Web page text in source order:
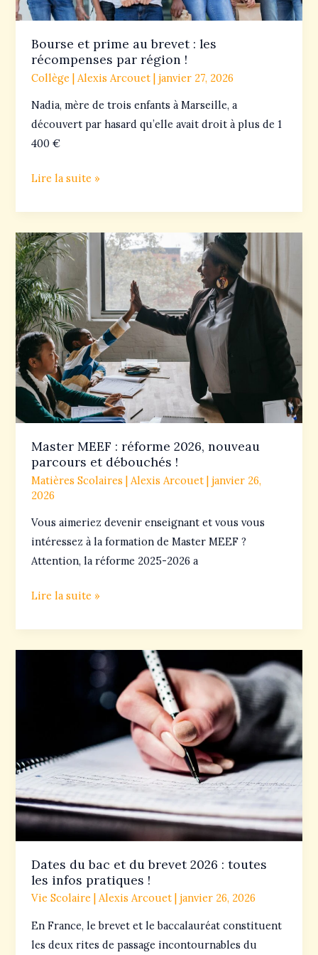
Bourse et prime au brevet : les
récompenses par région !
Collège | Alexis Arcouet|janvier 27, 2026
Nadia, mère de trois enfants à Marseille, a
découvert par hasard qu’elle avait droit à plus de 1
400 €
région
Lire la suite »
Master MEEF : réforme 2026, nouveau
parcours et débouchés !
Matières Scolaires | Alexis Arcouet|janvier 26,
2026
Vous aimeriez devenir enseignant et vous vous
intéressez à la formation de Master MEEF ?
Attention, la réforme 2025-2026 a
Master
MEEF
:
réforme
2026,
nouveau
parcours
et
débouchés
Lire la suite »
Dates du bac et du brevet 2026 : toutes
les infos pratiques !
Vie Scolaire |Alexis Arcouet|janvier 26, 2026
En France, le brevet et le baccalauréat constituent
les deux rites de passage incontournables du
brevet
2026
:
toutes
les
pratiques
!